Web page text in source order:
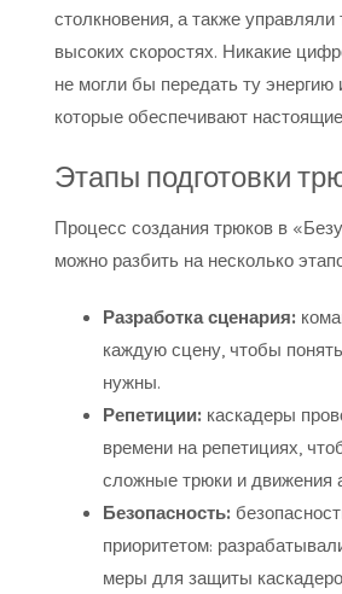
столкновения, а также управляли
высоких скоростях. Никакие
не могли бы передать ту энергию
которые обеспечивают
Этапы подготовки
Процесс создания трюков в
можно разбить на несколько
Разработка сценария:
каждую сцену, чтобы
нужны.
Репетиции: каскадеры
времени на репетициях,
сложные трюки и движения
Безопасность:
приоритетом:
меры для защиты